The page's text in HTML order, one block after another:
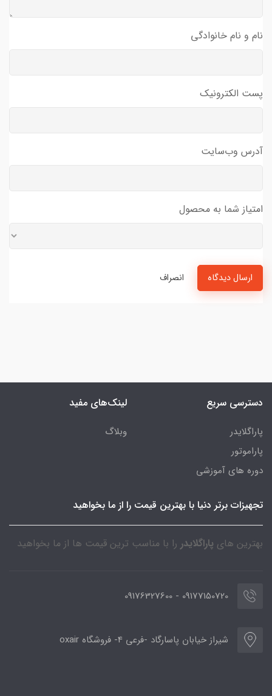
نام و نام خانوادگی
پست الکترونیک
آدرس وب‌سایت
امتیاز شما به محصول
ارسال دیدگاه انصراف
دسترسی سریع
پاراگلایدر
پاراموتور
دوره های آموزشی
لینک‌های مفید
وبلاگ
تجهیزات برتر دنیا با بهترین قیمت را از ما بخواهید
بهترین های پاراگلایدر را با مناسب ترین قیمت ها از ما بخواهید
09177150720 - 09176327600
شیراز خیابان پاسارگاد -فرعی 4- فروشگاه oxair